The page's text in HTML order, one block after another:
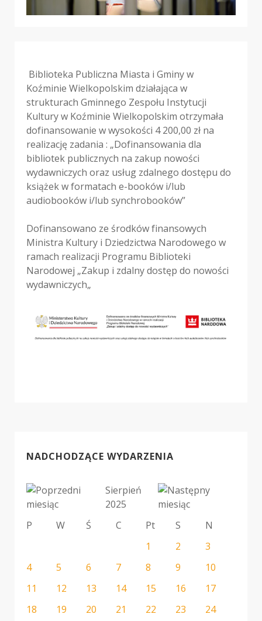
Biblioteka Publiczna Miasta i Gminy w
Koźminie Wielkopolskim działająca w
strukturach Gminnego Zespołu Instytucji
Kultury w Koźminie Wielkopolskim otrzymała
dofinansowanie w wysokości 4 200,00 zł na
realizację zadania : „Dofinansowania dla
bibliotek publicznych na zakup nowości
wydawniczych oraz usług zdalnego dostępu do
książek w formatach e-booków i/lub
audiobooków i/lub synchrobooków”
Dofinansowano ze środków finansowych
Ministra Kultury i Dziedzictwa Narodowego w
ramach realizacji Programu Biblioteki
Narodowej „Zakup i zdalny dostęp do nowości
wydawniczych„
NADCHODZĄCE WYDARZENIA
Sierpień
2025
P
W Ś C Pt S
N
1
2
3
4
5 6 7 8 9
10
11
12 13 14 15 16
17
18
19 20 21 22 23
24